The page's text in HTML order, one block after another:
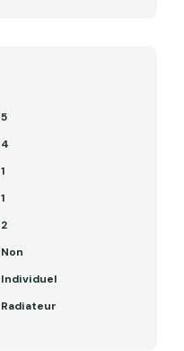
5
4
1
1
2
Non
Individuel
Radiateur